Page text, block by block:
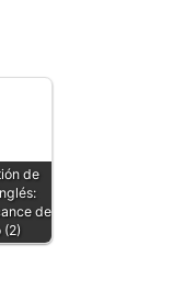
de
de
(2)